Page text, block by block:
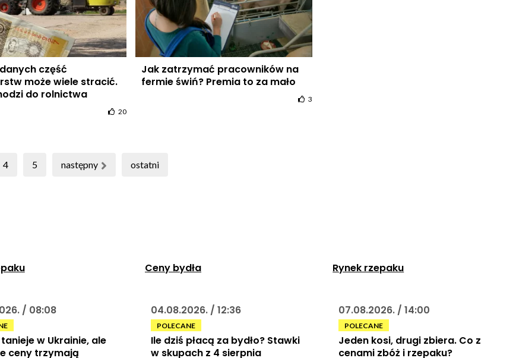
część
może wiele stracić.
do rolnictwa
20
Jak zatrzymać pracowników na
fermie świń? Premia to za mało
3
4 5 następny ostatni
w Ukrainie, ale
ceny trzymają
/ 08:08
Ceny bydła
POLECANE
Ile dziś płacą za bydło? Stawki
w skupach z 4 sierpnia
04.08.2026. / 12:36
Rynek rzepaku
POLECANE
Jeden kosi, drugi zbiera. Co z
cenami zbóż i rzepaku?
07.08.2026. / 14:00